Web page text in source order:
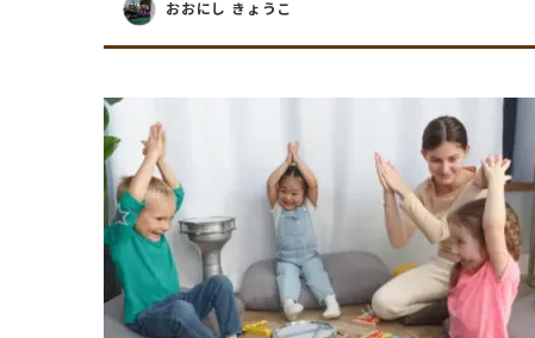
おおにし きょうこ